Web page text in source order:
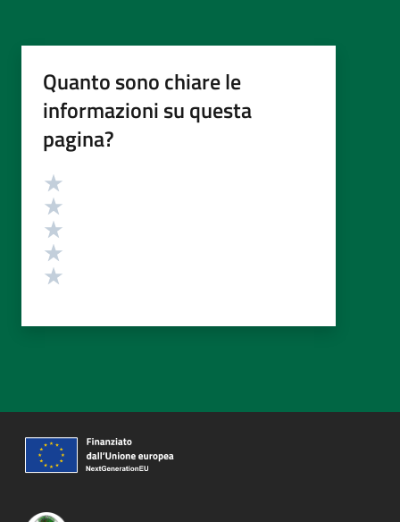
Quanto sono chiare le
informazioni su questa
pagina?
Valutazione